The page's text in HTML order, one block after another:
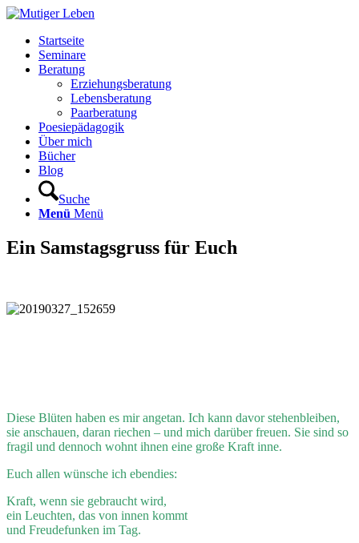
Startseite
Seminare
Beratung
Erziehungsberatung
Lebensberatung
Paarberatung
Poesiepädagogik
Über mich
Bücher
Blog
Suche
Menü Menü
Ein Samstagsgruss für Euch
Diese Blüten haben es mir angetan. Ich kann davor stehenbleiben,
sie anschauen, daran riechen – und mich darüber freuen. Sie sind so
fragil und dennoch wohnt ihnen eine große Kraft inne.
Euch allen wünsche ich ebendies:
Kraft, wenn sie gebraucht wird,
ein Leuchten, das von innen kommt
und Freudefunken im Tag.